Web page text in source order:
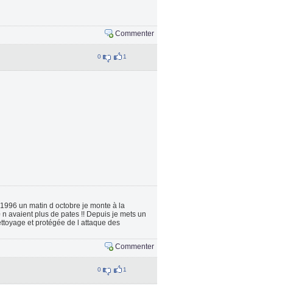
Commenter
0 1
un matin d octobre je monte à la
avaient plus de pates !! Depuis je mets un
et protégée de l attaque des
Commenter
0 1